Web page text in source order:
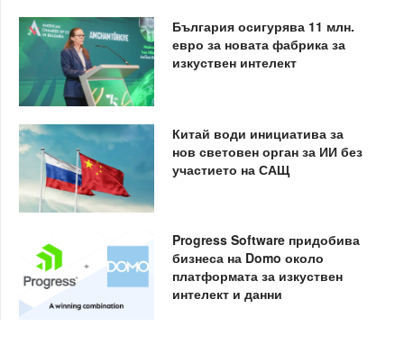
България осигурява 11 млн.
евро за новата фабрика за
изкуствен интелект
Китай води инициатива за
нов световен орган за ИИ без
участието на САЩ
Progress Software придобива
бизнеса на Domo около
платформата за изкуствен
интелект и данни